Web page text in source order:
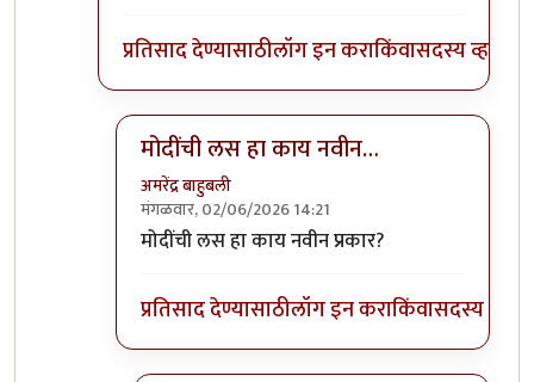
प्रतिसाद देण्यासाठीलॉग इन कराकिंवासदस्य व्हा
मोदींची लस हा काय नवीन…
अमरेंद्र बाहुबली
मंगळवार, 02/06/2026 14:21
In reply toकोविडकाळात मोदींची लस घेतली…
मोदींची लस हा काय नवीन प्रकार?
प्रतिसाद देण्यासाठीलॉग इन कराकिंवासदस्य व्हा